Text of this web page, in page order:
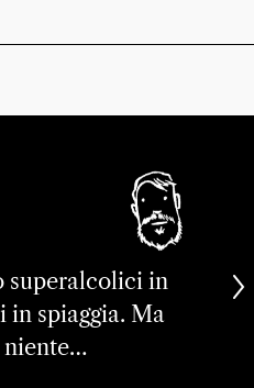
superalcolici in
in spiaggia. Ma
niente…